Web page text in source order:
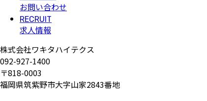
お問い合わせ
RECRUIT
求人情報
株式会社ワキタハイテクス
092-927-1400
〒818-0003
福岡県筑紫野市大字山家2843番地